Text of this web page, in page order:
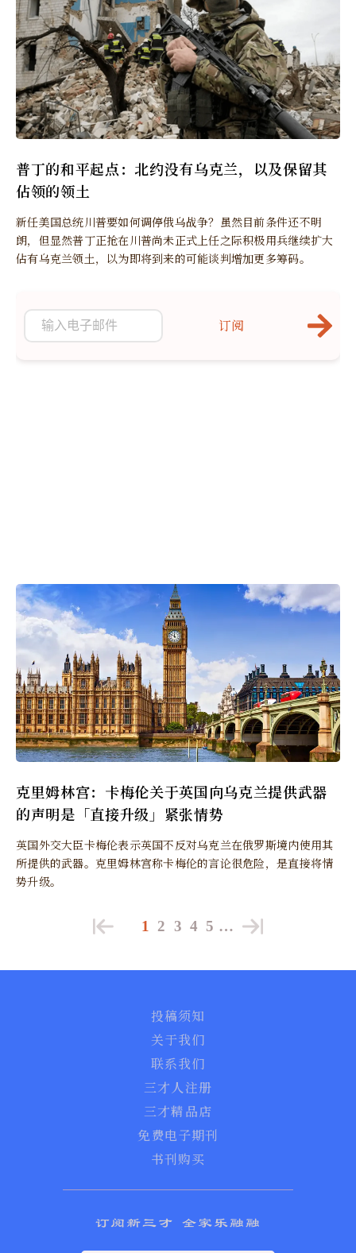
普丁的和平起点：北约没有乌克兰，以及保留其
佔领的领土
新任美国总统川普要如何调停俄乌战争？虽然目前条件还不明
朗，但显然普丁正抢在川普尚未正式上任之际积极用兵继续扩大
佔有乌克兰领土，以为即将到来的可能谈判增加更多筹码。
克里姆林宫：卡梅伦关于英国向乌克兰提供武器
的声明是「直接升级」紧张情势
英国外交大臣卡梅伦表示英国不反对乌克兰在俄罗斯境内使用其
所提供的武器。克里姆林宫称卡梅伦的言论很危险，是直接将情
势升级。
订阅
1 2 3 4 5 …
投稿须知
关于我们
联系我们
三才人注册
三才精品店
免费电子期刊
书刊购买
订阅新三才 全家乐融融